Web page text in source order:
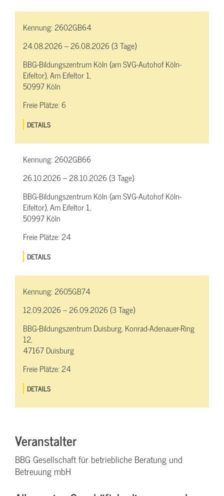
Kennung:2602GB64
24.08.2026 – 26.08.2026 (3 Tage)
BBG-Bildungszentrum Köln (am SVG-Autohof Köln-
Eifeltor), Am Eifeltor 1,
50997 Köln
Freie Plätze:6
DETAILS
Kennung:2602GB66
26.10.2026 – 28.10.2026 (3 Tage)
BBG-Bildungszentrum Köln (am SVG-Autohof Köln-
Eifeltor), Am Eifeltor 1,
50997 Köln
Freie Plätze:24
DETAILS
Kennung:2605GB74
12.09.2026 – 26.09.2026 (3 Tage)
BBG-Bildungszentrum Duisburg, Konrad-Adenauer-Ring
12,
47167 Duisburg
Freie Plätze:24
DETAILS
Veranstalter
BBG Gesellschaft für betriebliche Beratung und
Betreuung mbH